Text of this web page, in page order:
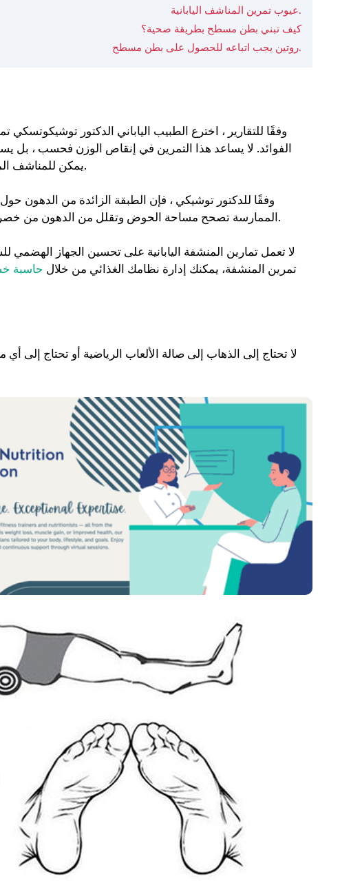
عيوب تمرين المناشف اليابانية.
كيف تبني بطن مسطح بطريقة صحية؟
روتين يجب اتباعه للحصول على بطن مسطح.
وفقًا للتقارير ، اخترع الطبيب الياباني الدكتور توشيكوتسكي
الفوائد. لا يساعد هذا التمرين في إنقاص الوزن فحسب ،
يمكن للمناشف الملفوفة أن تقلل الدهون المترسبة بالقرب من الخصر بسهولة.
وفقًا للدكتور توشيكي ، فإن الطبقة الزائدة من الدهون
الممارسة تصحح مساحة الحوض وتقلل من الدهون من .
لا تعمل تمارين المنشفة اليابانية على تحسين الجهاز
تمرين المنشفة، يمكنك إدارة نظامك الغذائي من خلال حاسبة
لا تحتاج إلى الذهاب إلى صالة الألعاب الرياضية أو تحتاج إلى